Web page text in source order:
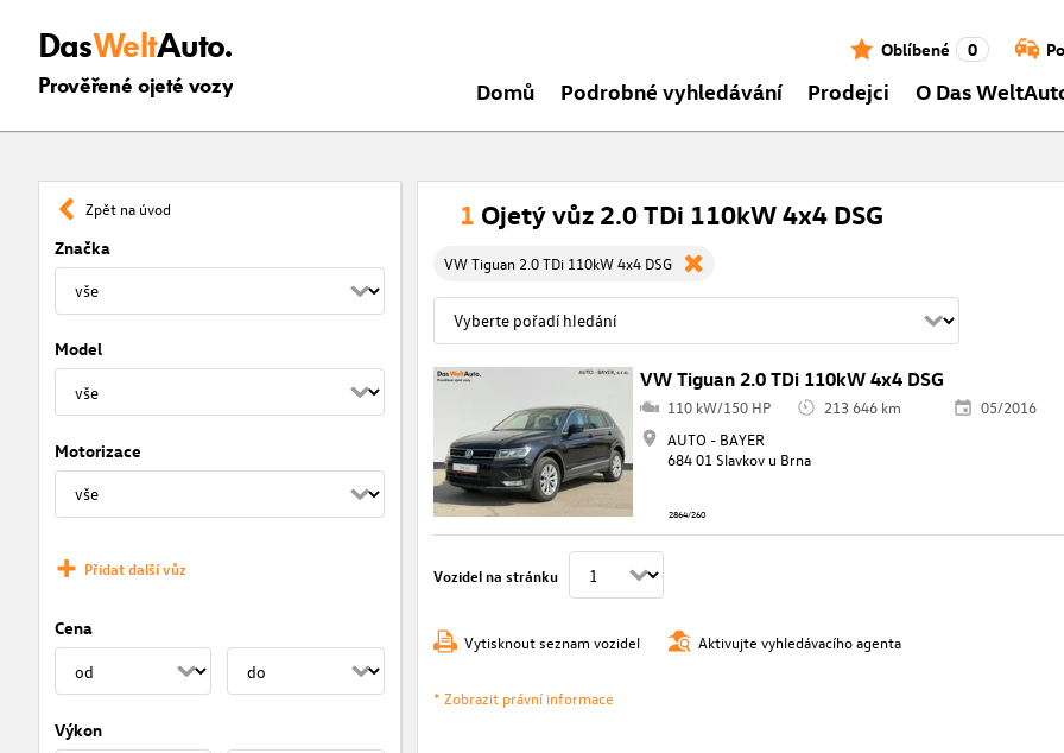
DasWeltAuto.
Prověřené ojeté vozy
Oblíbené 0
Domů Podrobné vyhledávání Prodejci O Das
Zpět na úvod
Značka
Model
Motorizace
Přidat další vůz
Cena
Výkon
1 Ojetý vůz 2.0 TDi 110kW 4x4 DSG
VW Tiguan 2.0 TDi 110kW 4x4 DSG
VW Tiguan 2.0 TDi 110kW 4x4 DSG
110 kW/150 HP 213 646 km
05/2016
AUTO - BAYER
684 01 Slavkov u Brna
2864/260
Vozidel na stránku
Vytisknout seznam vozidel Aktivujte vyhledávacího agenta
* Zobrazit právní informace